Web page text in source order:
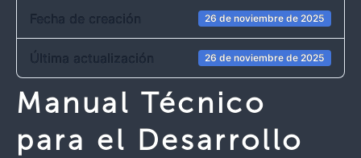
Fecha de creación 26 de noviembre de 2025
Última actualización 26 de noviembre de 2025
Manual Técnico
para el Desarrollo